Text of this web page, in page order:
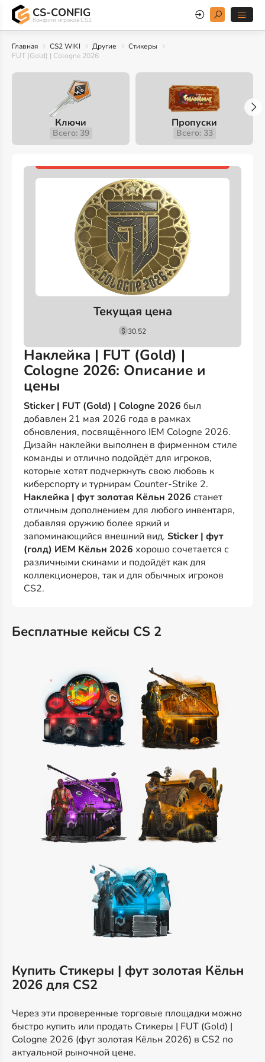
CS-CONFIG
Конфиги игроков CS2
Главная CS2 WIKI Другие
Стикеры
FUT (Gold) | Cologne 2026
Ключи
Всего: 39
Пропуски
Всего: 33
Текущая цена
30.52
Наклейка | FUT (Gold) |
Cologne 2026: Описание и
цены
Sticker | FUT (Gold) | Cologne 2026 был
добавлен 21 мая 2026 года в рамках
обновления, посвящённого IEM Cologne 2026.
Дизайн наклейки выполнен в фирменном стиле
команды и отлично подойдёт для игроков,
которые хотят подчеркнуть свою любовь к
киберспорту и турнирам Counter-Strike 2.
Наклейка | фут золотая Кёльн 2026 станет
отличным дополнением для любого инвентаря,
добавляя оружию более яркий и
запоминающийся внешний вид. Sticker | фут
(голд) ИЕМ Кёльн 2026 хорошо сочетается с
различными скинами и подойдёт как для
коллекционеров, так и для обычных игроков
CS2.
Бесплатные кейсы CS 2
Купить Стикеры | фут золотая Кёльн
2026 для CS2
Через эти проверенные торговые площадки можно
быстро купить или продать Стикеры | FUT (Gold) |
Cologne 2026 (фут золотая Кёльн 2026) в CS2 по
актуальной рыночной цене.